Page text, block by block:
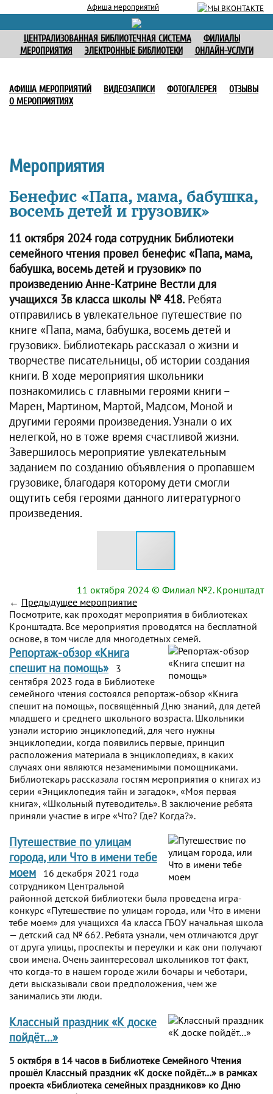
Афиша мероприятий
ЦЕНТРАЛИЗОВАННАЯ БИБЛИОТЕЧНАЯ СИСТЕМА
ФИЛИАЛЫ
МЕРОПРИЯТИЯ
ЭЛЕКТРОННЫЕ БИБЛИОТЕКИ ОНЛАЙН-УСЛУГИ
АФИША МЕРОПРИЯТИЙ ВИДЕОЗАПИСИ ФОТОГАЛЕРЕЯ
ОТЗЫВЫ
О МЕРОПРИЯТИЯХ
Мероприятия
Бенефис «Папа, мама, бабушка,
восемь детей и грузовик»
11 октября 2024 года сотрудник Библиотеки
семейного чтения провел бенефис «Папа, мама,
бабушка, восемь детей и грузовик» по
произведению Анне-Катрине Вестли для
учащихся 3в класса школы № 418. Ребята
отправились в увлекательное путешествие по
книге «Папа, мама, бабушка, восемь детей и
грузовик». Библиотекарь рассказал о жизни и
творчестве писательницы, об истории создания
книги. В ходе мероприятия школьники
познакомились с главными героями книги –
Марен, Мартином, Мартой, Мадсом, Моной и
другими героями произведения. Узнали о их
нелегкой, но в тоже время счастливой жизни.
Завершилось мероприятие увлекательным
заданием по созданию объявления о пропавшем
грузовике, благодаря которому дети смогли
ощутить себя героями данного литературного
произведения.
11 октября 2024 © Филиал №2. Кронштадт
← Предыдущее мероприятие
Посмотрите, как проходят мероприятия в библиотеках
Кронштадта. Все мероприятия проводятся на бесплатной
основе, в том числе для многодетных семей.
Репортаж-обзор «Книга
спешит на помощь»
3
сентября 2023 года в Библиотеке
семейного чтения состоялся репортаж-обзор «Книга
спешит на помощь», посвящённый Дню знаний, для детей
младшего и среднего школьного возраста. Школьники
узнали историю энциклопедий, для чего нужны
энциклопедии, когда появились первые, принцип
расположения материала в энциклопедиях, в каких
случаях они являются незаменимыми помощниками.
Библиотекарь рассказала гостям мероприятия о книгах из
серии «Энциклопедия тайн и загадок», «Моя первая
книга», «Школьный путеводитель». В заключение ребята
приняли участие в игре «Что? Где? Когда?».
Путешествие по улицам
города, или Что в имени тебе
моем
16 декабря 2021 года
сотрудником Центральной
районной детской библиотеки была проведена игра-
конкурс «Путешествие по улицам города, или Что в имени
тебе моем» для учащихся 4а класса ГБОУ начальная школа
— детский сад № 662. Ребята узнали, чем отличаются друг
от друга улицы, проспекты и переулки и как они получают
свои имена. Очень заинтересовал школьников тот факт,
что когда-то в нашем городе жили бочары и чеботари,
дети высказывали свои предположения, чем же
занимались эти люди.
Классный праздник «К доске
пойдёт…»
5 октября в 14 часов в Библиотеке Семейного Чтения
прошёл Классный праздник «К доске пойдёт…» в рамках
проекта «Библиотека семейных праздников» ко Дню